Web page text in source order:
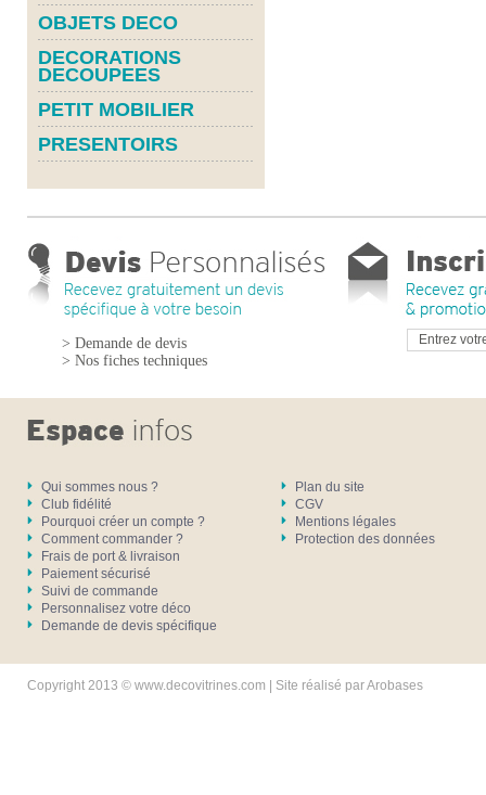
OBJETS DECO
DECORATIONS
DECOUPEES
PETIT MOBILIER
PRESENTOIRS
> Demande de devis
> Nos fiches techniques
Qui sommes nous ?
Club fidélité
Pourquoi créer un compte ?
Comment commander ?
Frais de port & livraison
Paiement sécurisé
Suivi de commande
Personnalisez votre déco
Demande de devis spécifique
Plan du site
CGV
Mentions légales
Protection des données
Copyright 2013 © www.decovitrines.com | Site réalisé parArobases